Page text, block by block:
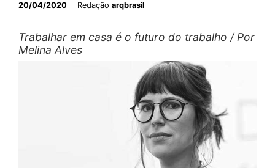
20/04/2020 Redação arqbrasil
Trabalhar em casa é o futuro do trabalho / Por
Melina Alves